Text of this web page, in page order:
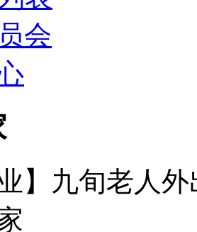
会
】九旬老人